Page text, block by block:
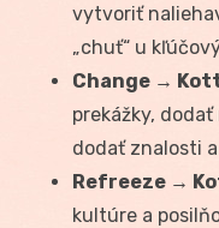
vytvoriť
„chuť“ u
Change →
prekážky,
dodať znalosti
Refreeze →
kultúre a